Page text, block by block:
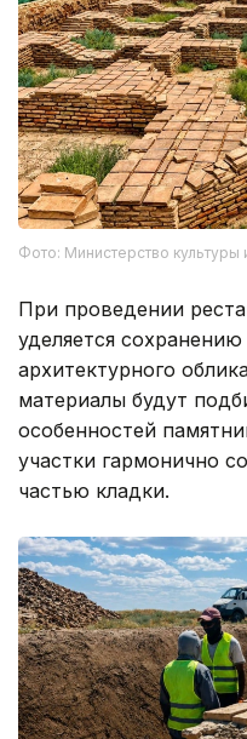
Фото: Министерство культуры
При проведении
уделяется
архитектурного
материалы будут
особенностей
участки гармонично
частью кладки.